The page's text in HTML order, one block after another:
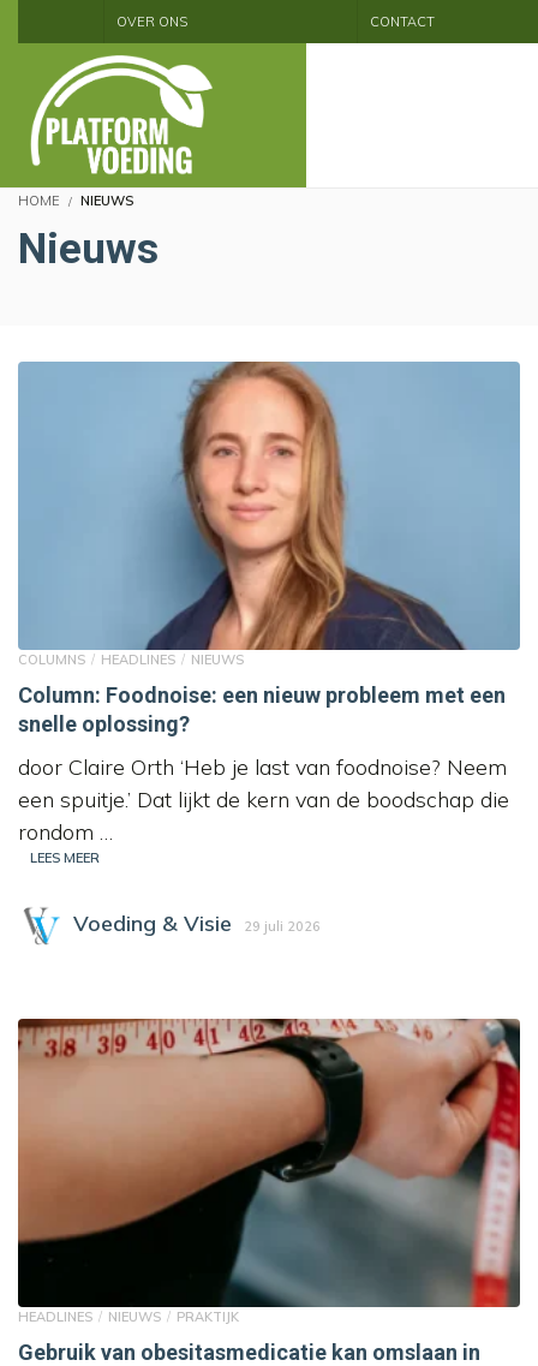
OVER ONS CONTACT
HOME NIEUWS
Nieuws
COLUMNS HEADLINES NIEUWS
Column: Foodnoise: een nieuw probleem met een
snelle oplossing?
door Claire Orth ‘Heb je last van foodnoise? Neem
een spuitje.’ Dat lijkt de kern van de boodschap die
rondom …
LEES MEER
Voeding & Visie 29 juli 2026
HEADLINES NIEUWS PRAKTIJK
Gebruik van obesitasmedicatie kan omslaan in